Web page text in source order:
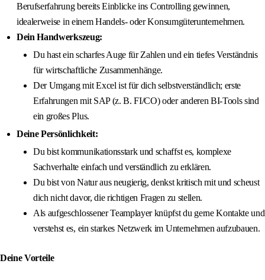
Berufserfahrung bereits Einblicke ins Controlling gewinnen,
idealerweise in einem Handels- oder Konsumgüterunternehmen.
Dein Handwerkszeug:
Du hast ein scharfes Auge für Zahlen und ein tiefes Verständnis
für wirtschaftliche Zusammenhänge.
Der Umgang mit Excel ist für dich selbstverständlich; erste
Erfahrungen mit SAP (z. B. FI/CO) oder anderen BI-Tools sind
ein großes Plus.
Deine Persönlichkeit:
Du bist kommunikationsstark und schaffst es, komplexe
Sachverhalte einfach und verständlich zu erklären.
Du bist von Natur aus neugierig, denkst kritisch mit und scheust
dich nicht davor, die richtigen Fragen zu stellen.
Als aufgeschlossener Teamplayer knüpfst du gerne Kontakte und
verstehst es, ein starkes Netzwerk im Unternehmen aufzubauen.
Deine Vorteile